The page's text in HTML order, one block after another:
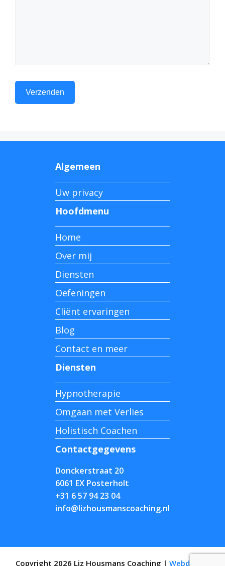
Algemeen
Uw privacy
Hoofdmenu
Home
Over mij
Diensten
Oefeningen
Cliënt ervaringen
Blog
Contact en meer
Diensten
Hypnotherapie
Omgaan met Verlies
Holistisch Coachen
Contactgegevens
Donckerstraat 20
6061 EX Posterholt
+31 6 57 94 23 04
info@lizhousmanscoaching.nl
Copyright 2026 Liz Housmans Coaching | Webdesign